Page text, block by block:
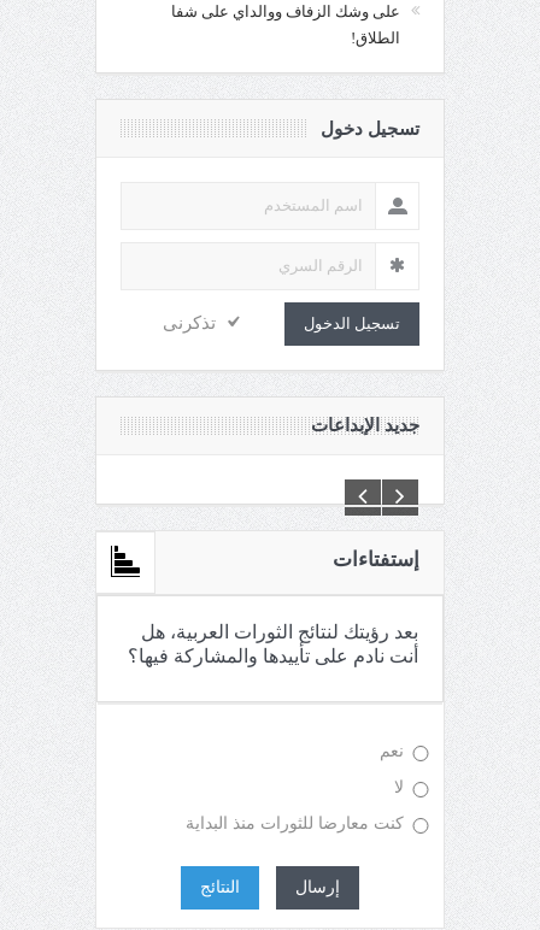
على وشك الزفاف ووالداي على شفا
الطلاق!
تسجيل دخول
تسجيل الدخول تذكرنى
جديد الإبداعات
إستفتاءات
بعد رؤيتك لنتائج الثورات العربية، هل
أنت نادم على تأييدها والمشاركة فيها؟
نعم
لا
كنت معارضا للثورات منذ البداية
إرسال النتائج